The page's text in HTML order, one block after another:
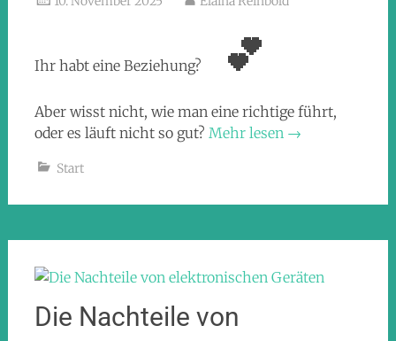
Ihr habt eine Beziehung? 💕
Aber wisst nicht, wie man eine richtige führt,
oder es läuft nicht so gut? Mehr lesen →
Start
Die Nachteile von